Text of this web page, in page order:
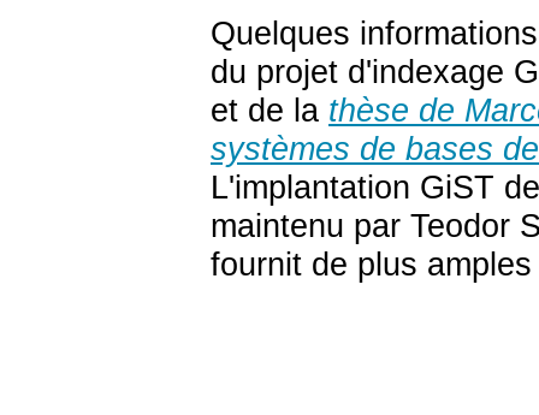
Quelques
du projet d'indexage
et de la thèse de
systèmes de bases
L'implantation GiST
maintenu par Teodor
fournit de plus